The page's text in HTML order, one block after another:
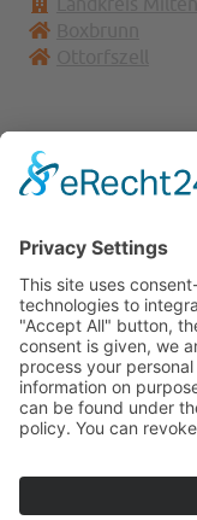
Stefan Walter |
Tel: 09373/902427 |
Watterbach